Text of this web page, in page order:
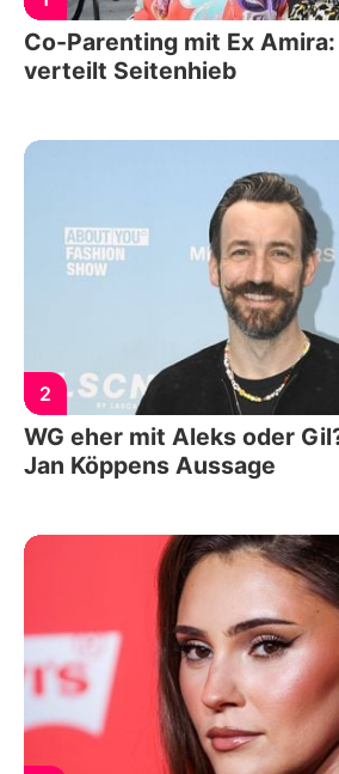
Co-Parenting mit Ex
verteilt Seitenhieb
2
WG eher mit Aleks oder
Jan Köppens Aussage